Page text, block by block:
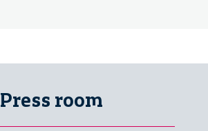
Press room